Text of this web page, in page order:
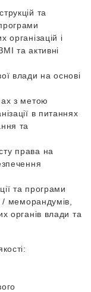
та
організацій і
та активні
влади на основі
з метою
в питаннях
та
права на
та програми
/ меморандумів,
органів влади та